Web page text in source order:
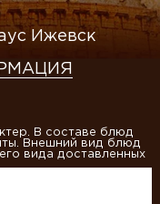
Ижевск
В составе блюд
Внешний вид блюд
вида доставленных